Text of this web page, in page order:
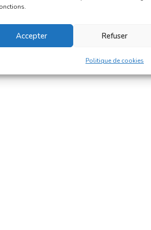
Accepter Refuser
Politique de cookies